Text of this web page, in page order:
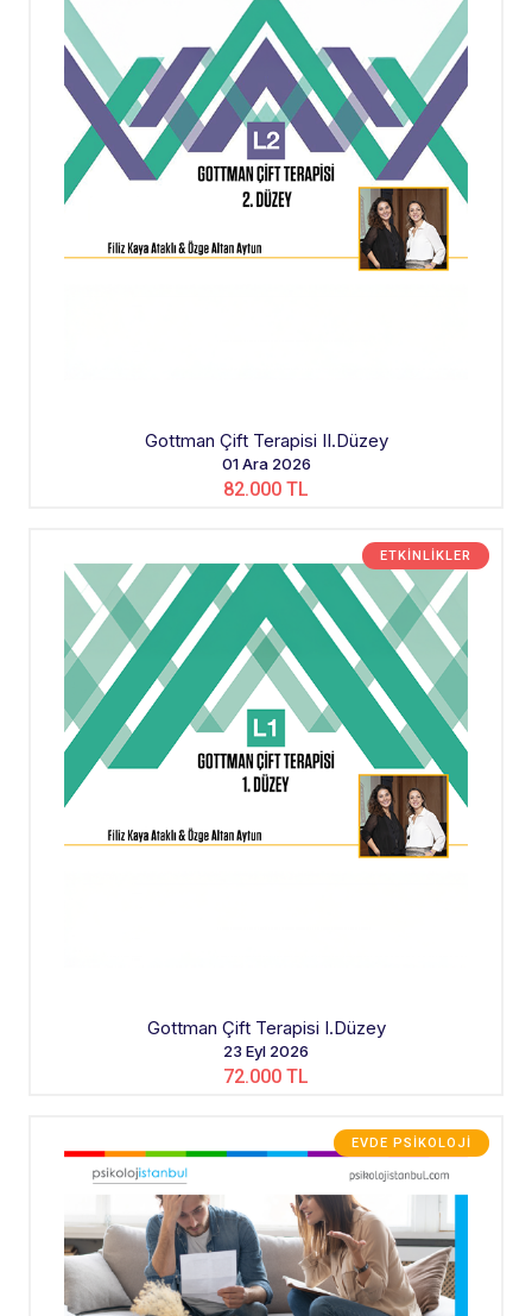
Gottman Çift Terapisi II.Düzey
01 Ara 2026
82.000 TL
ETKINLIKLER
Gottman Çift Terapisi I.Düzey
23 Eyl 2026
72.000 TL
EVDE PSIKOLOJI